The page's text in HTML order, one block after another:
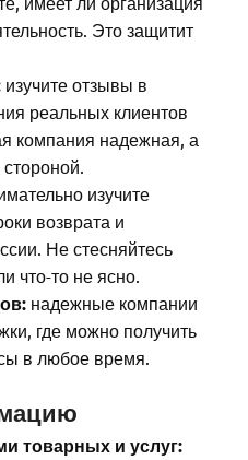
Это защитит
изучите отзывы в
реальных клиентов
компания надежная, а
изучите
возврата и
Не стесняйтесь
что-то не ясно.
надежные компании
где можно получить
в любое время.
товарных и услуг: